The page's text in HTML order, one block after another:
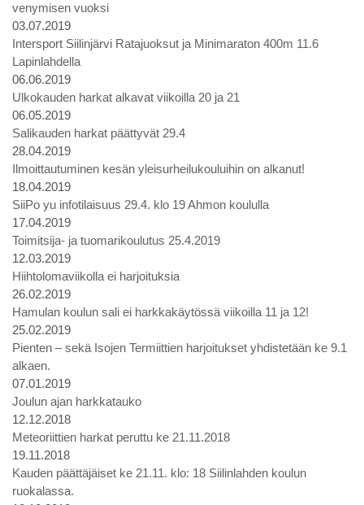
venymisen vuoksi
03.07.2019
Intersport Siilinjärvi Ratajuoksut ja Minimaraton 400m 11.6
Lapinlahdella
06.06.2019
Ulkokauden harkat alkavat viikoilla 20 ja 21
06.05.2019
Salikauden harkat päättyvät 29.4
28.04.2019
Ilmoittautuminen kesän yleisurheilukouluihin on alkanut!
18.04.2019
SiiPo yu infotilaisuus 29.4. klo 19 Ahmon koululla
17.04.2019
Toimitsija- ja tuomarikoulutus 25.4.2019
12.03.2019
Hiihtolomaviikolla ei harjoituksia
26.02.2019
Hamulan koulun sali ei harkkakäytössä viikoilla 11 ja 12!
25.02.2019
Pienten – sekä Isojen Termiittien harjoitukset yhdistetään ke 9.1
alkaen.
07.01.2019
Joulun ajan harkkatauko
12.12.2018
Meteoriittien harkat peruttu ke 21.11.2018
19.11.2018
Kauden päättäjäiset ke 21.11. klo: 18 Siilinlahden koulun
ruokalassa.